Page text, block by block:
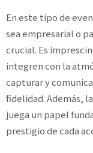
En este tipo de
sea empresarial o
crucial. Es
integren con la
capturar y
fidelidad. Además,
juega un papel
prestigio de cada